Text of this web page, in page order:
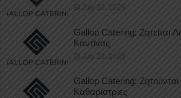
July 23, 2026
Gallop Catering: Ζητείται
Καντίνας
July 23, 2026
Gallop Catering:
Καθαρίστριες